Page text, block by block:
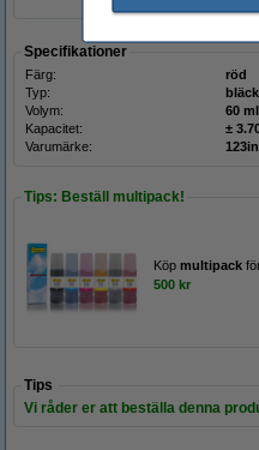
Specifikationer
Färg: röd
Typ:
Volym:
60 ml
Kapacitet:
±
Varumärke:
Tips: Beställ multipack!
Köp multipack
500 kr
Tips
Vi råder er att beställa denna